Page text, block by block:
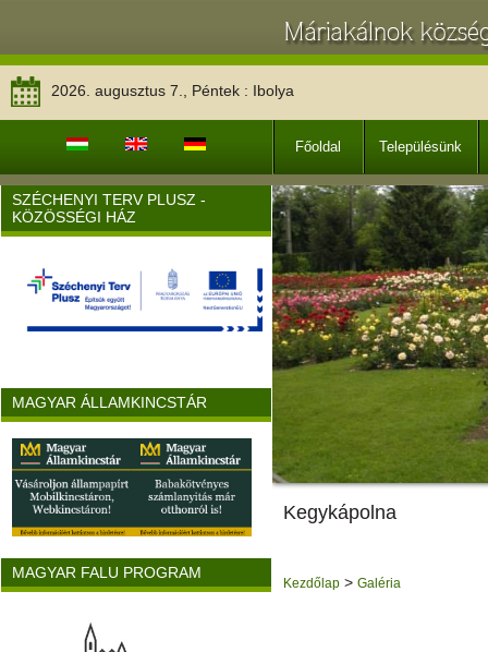
2026. augusztus 7., Péntek : Ibolya
Főoldal Településünk
SZÉCHENYI TERV PLUSZ -
KÖZÖSSÉGI HÁZ
MAGYAR ÁLLAMKINCSTÁR
MAGYAR FALU PROGRAM
Kegykápolna
Kezdőlap > Galéria